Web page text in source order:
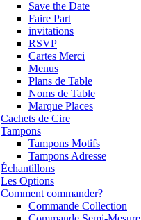
Save the Date
Faire Part
invitations
RSVP
Cartes Merci
Menus
Plans de Table
Noms de Table
Marque Places
Cachets de Cire
Tampons
Tampons Motifs
Tampons Adresse
Échantillons
Les Options
Comment commander?
Commande Collection